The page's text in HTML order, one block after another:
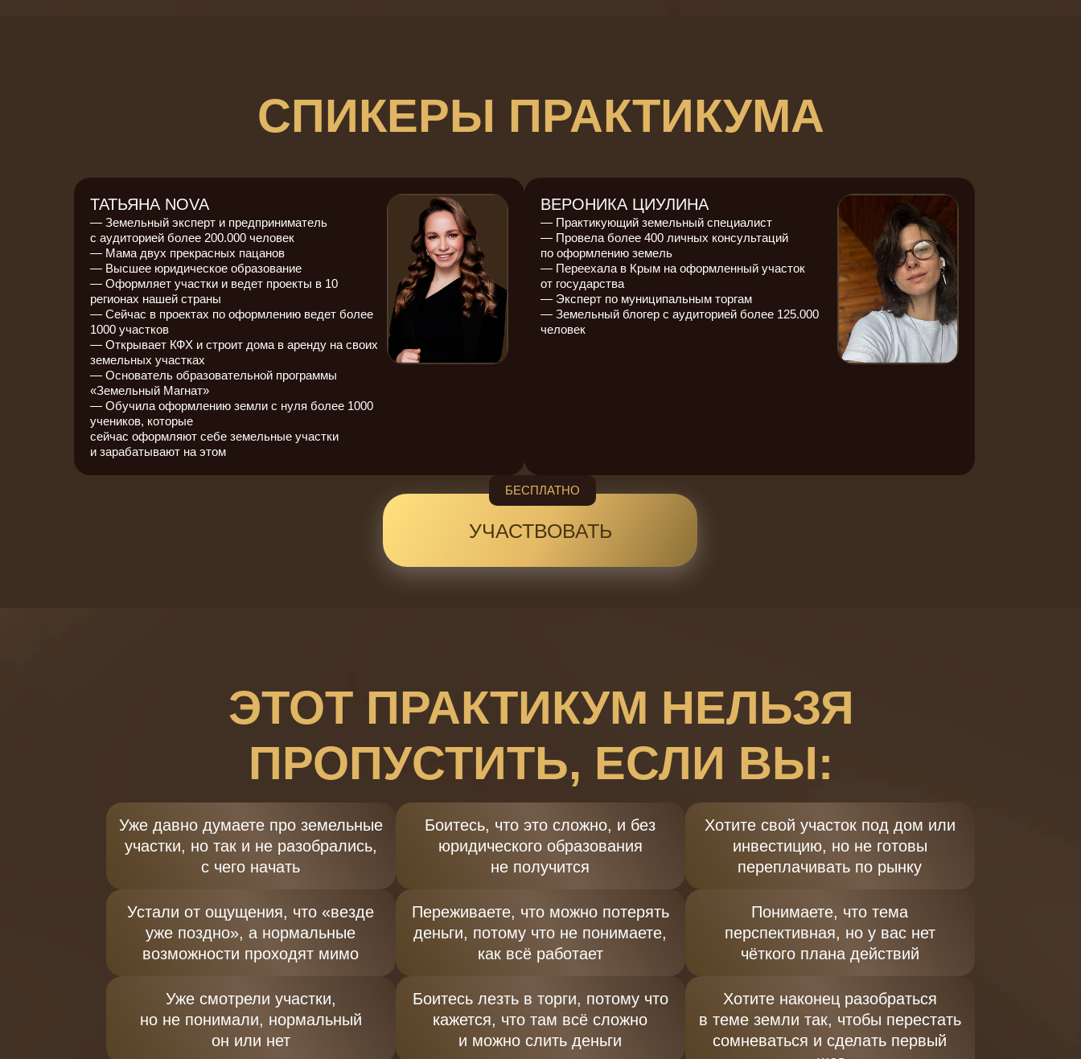
СПИКЕРЫ ПРАКТИКУМА
ТАТЬЯНА NOVA
— Земельный эксперт и предприниматель
с аудиторией более 200.000 человек
— Мама двух прекрасных пацанов
— Высшее юридическое образование
— Оформляет участки и ведет проекты в 10
регионах нашей страны
— Сейчас в проектах по оформлению ведет более
1000 участков
— Открывает КФХ и строит дома в аренду на своих
земельных участках
— Основатель образовательной программы
«Земельный Магнат»
— Обучила оформлению земли с нуля более 1000
учеников, которые
сейчас оформляют себе земельные участки
и зарабатывают на этом
ВЕРОНИКА ЦИУЛИНА
— Практикующий земельный специалист
— Провела более 400 личных консультаций
по оформлению земель
— Переехала в Крым на оформленный участок
от государства
— Эксперт по муниципальным торгам
— Земельный блогер с аудиторией более 125.000
человек
УЧАСТВОВАТЬ
БЕСПЛАТНО
ЭТОТ ПРАКТИКУМ НЕЛЬЗЯ
ПРОПУСТИТЬ, ЕСЛИ ВЫ:
Уже давно думаете про земельные
участки, но так и не разобрались,
с чего начать
Боитесь, что это сложно, и без
юридического образования
не получится
Хотите свой участок под дом или
инвестицию, но не готовы
переплачивать по рынку
Устали от ощущения, что «везде
уже поздно», а нормальные
возможности проходят мимо
Переживаете, что можно потерять
деньги, потому что не понимаете,
как всё работает
Понимаете, что тема
перспективная, но у вас нет
чёткого плана действий
Уже смотрели участки,
но не понимали, нормальный
он или нет
Боитесь лезть в торги, потому что
кажется, что там всё сложно
и можно слить деньги
Хотите наконец разобраться
в теме земли так, чтобы перестать
сомневаться и сделать первый